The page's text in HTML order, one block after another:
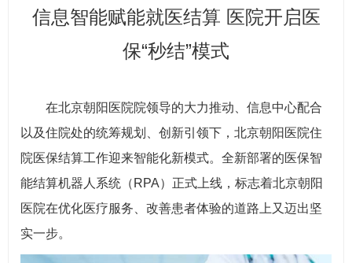
信息智能赋能就医结算 医院开启医
保“秒结”模式
在北京朝阳医院院领导的大力推动、信息中心配合
以及住院处的统筹规划、创新引领下，北京朝阳医院住
院医保结算工作迎来智能化新模式。全新部署的医保智
能结算机器人系统（RPA）正式上线，标志着北京朝阳
医院在优化医疗服务、改善患者体验的道路上又迈出坚
实一步。